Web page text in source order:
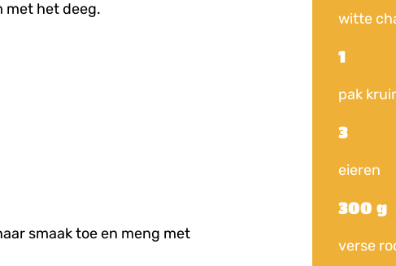
met het deeg.
smaak toe en meng met
witte
1
pak
3
eieren
300 g
verse